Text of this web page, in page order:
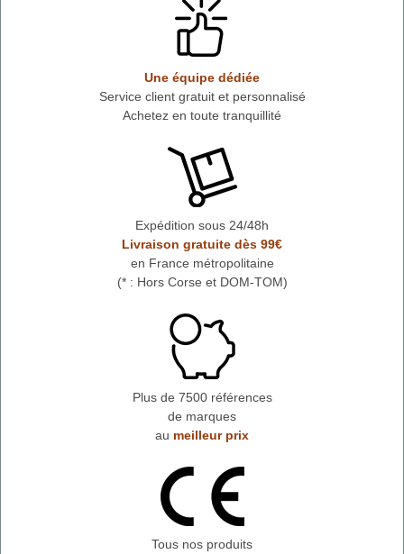
Une équipe dédiée
Service client gratuit et personnalisé
Achetez en toute tranquillité
Expédition sous 24/48h
Livraison gratuite dès 99€
en France métropolitaine
(* : Hors Corse et DOM-TOM)
Plus de 7500 références
de marques
au meilleur prix
Tous nos produits